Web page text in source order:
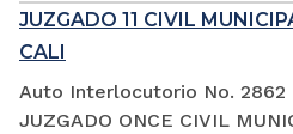
JUZGADO 11 CIVIL
CALI
Auto Interlocutorio No. 2862
JUZGADO ONCE CIVIL